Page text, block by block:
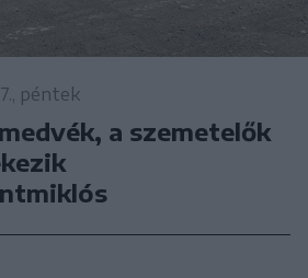
péntek
a szemetelők